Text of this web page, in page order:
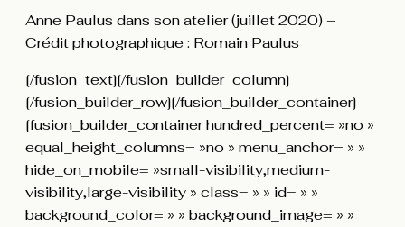
Anne Paulus dans son atelier (juillet 2020) –
Crédit photographique : Romain Paulus
[/fusion_text][/fusion_builder_column]
[/fusion_builder_row][/fusion_builder_container]
[fusion_builder_container hundred_percent= »no »
equal_height_columns= »no » menu_anchor= » »
hide_on_mobile= »small-visibility,medium-
visibility,large-visibility » class= » » id= » »
background_color= » » background_image= » »